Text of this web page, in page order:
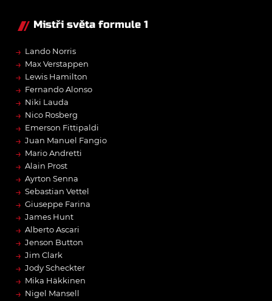
Mistři světa formule 1
→ Lando Norris
→ Max Verstappen
→ Lewis Hamilton
→ Fernando Alonso
→ Niki Lauda
→ Nico Rosberg
→ Emerson Fittipaldi
→ Juan Manuel Fangio
→ Mario Andretti
→ Alain Prost
→ Ayrton Senna
→ Sebastian Vettel
→ Giuseppe Farina
→ James Hunt
→ Alberto Ascari
→ Jenson Button
→ Jim Clark
→ Jody Scheckter
→ Mika Häkkinen
→ Nigel Mansell